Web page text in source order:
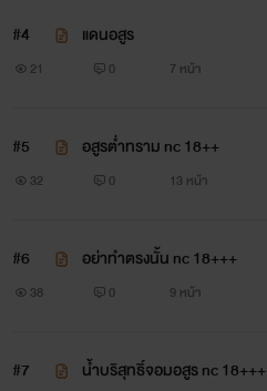
#4 แดนอสูร
21 0 7 หน้า
#5 อสูรต่ำทราม nc 18++
32 0 13 หน้า
#6 อย่าทำตรงนั้น nc 18+++
38 0 9 หน้า
#7 น้ำบริสุทธิ์จอมอสูร nc 18+++